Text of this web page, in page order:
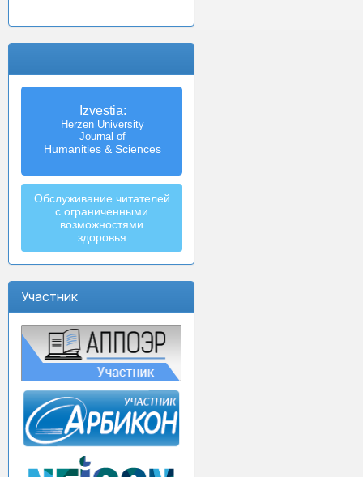
Izvestia:
Herzen University
Journal of
Humanities & Sciences
Обслуживание читателей
с ограниченными
возможностями
здоровья
Участник